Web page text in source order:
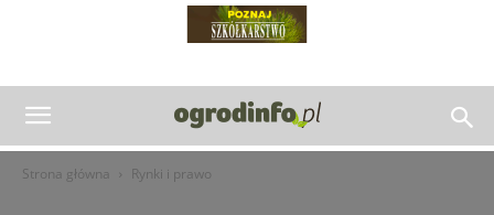
Strona główna Rynki i prawo